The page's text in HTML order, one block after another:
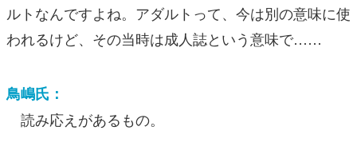
ルトなんですよね。アダルトって、今は別の意味に使
われるけど、その当時は成人誌という意味で……
鳥嶋氏：
読み応えがあるもの。